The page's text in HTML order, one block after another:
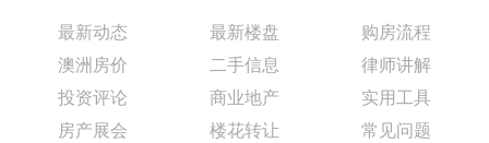
最新动态
澳洲房价
投资评论
房产展会
最新楼盘
二手信息
商业地产
楼花转让
购房流程
律师讲解
实用工具
常见问题